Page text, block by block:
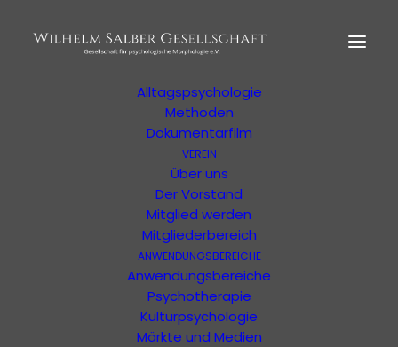
MORPHOLOGIE
Der Begründer
Alltagspsychologie
Methoden
Dokumentarfilm
VEREIN
Über uns
Der Vorstand
Mitglied werden
Mitgliederbereich
ANWENDUNGSBEREICHE
Anwendungsbereiche
Psychotherapie
Kulturpsychologie
Märkte und Medien
Shop Zur
Psychologischen
Morphologie
Zeitschrift "anders" kaufen und mehr